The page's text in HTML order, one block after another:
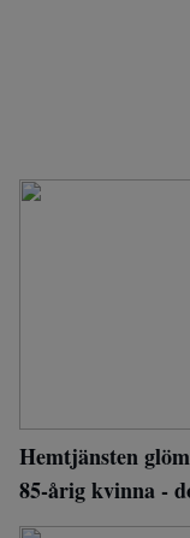
Hemtjänsten
85-årig kvinna -